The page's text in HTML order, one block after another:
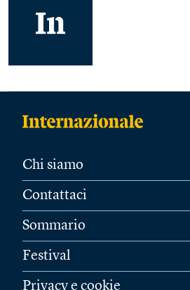
Chi siamo
Contattaci
Sommario
Festival
Privacy e cookie